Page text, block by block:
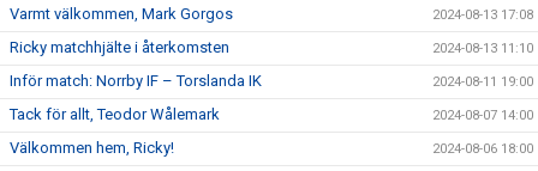
Varmt välkommen, Mark Gorgos 2024-08-13 17:08
Ricky matchhjälte i återkomsten 2024-08-13 11:10
Inför match: Norrby IF – Torslanda IK 2024-08-11 19:00
Tack för allt, Teodor Wålemark 2024-08-07 14:00
Välkommen hem, Ricky! 2024-08-06 18:00